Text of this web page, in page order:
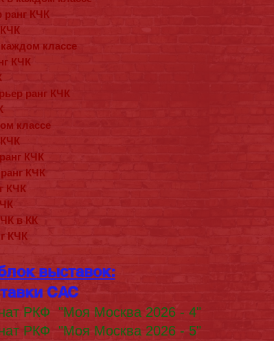
ранг КЧК
КЧК
классе
КЧК
ранг КЧК
классе
КЧК
КЧК
КЧК
в КК
КЧК
выставок:
САС
РКФ "Моя Москва 2026 - 4"
РКФ "Моя Москва 2026 - 5"